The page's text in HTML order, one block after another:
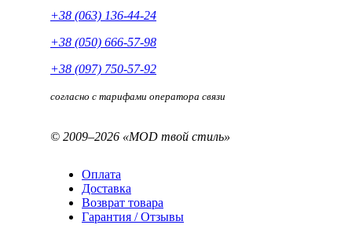
+38 (063) 136-44-24
+38 (050) 666-57-98
+38 (097) 750-57-92
согласно с тарифами оператора связи
© 2009–2026 «MOD твой стиль»
Оплата
Доставка
Возврат товара
Гарантия / Отзывы